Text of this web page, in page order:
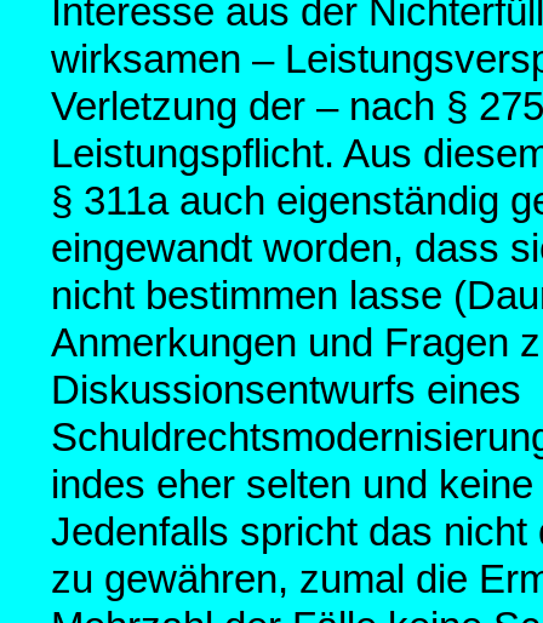
Interesse aus der
wirksamen –
Verletzung der – nach §
Leistungspflicht. Aus
§ 311a auch eigenständig
eingewandt worden, dass
nicht bestimmen lasse
Anmerkungen und Fragen
Diskussionsentwurfs eines
indes eher selten und
Jedenfalls spricht das
zu gewähren, zumal die